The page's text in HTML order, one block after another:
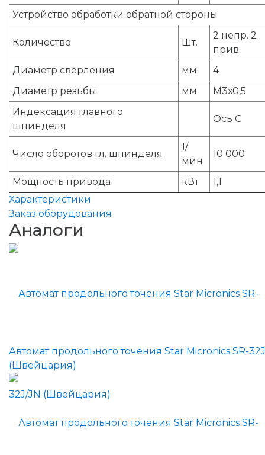
Устройство обработки обратной стороны
Количество Шт.
2 непр. 2
прив.
Диаметр сверления
мм
4
Диаметр резьбы
мм
М3х0,5
Индексация главного
шпинделя
Ось С
Число оборотов гл. шпинделя
1/
мин
10 000
Мощность привода кВт
1,1
Характеристики
Заказ оборудования
Аналоги
Автомат продольного точения Star Micronics SR-
(Швейцария)